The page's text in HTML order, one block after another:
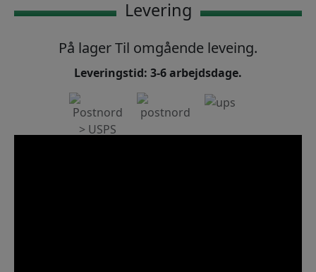
Levering
På lager Til omgående leveing.
Leveringstid: 3-6 arbejdsdage.